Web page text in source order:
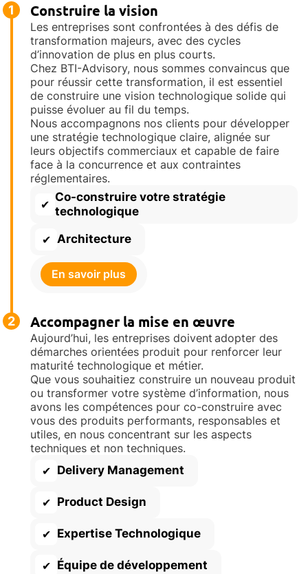
1 Construire la vision
Les entreprises sont confrontées à des défis de
transformation majeurs, avec des cycles
d’innovation de plus en plus courts.
Chez BTI-Advisory, nous sommes convaincus que
pour réussir cette transformation, il est essentiel
de construire une vision technologique solide qui
puisse évoluer au fil du temps.
Nous accompagnons nos clients pour développer
une stratégie technologique claire, alignée sur
leurs objectifs commerciaux et capable de faire
face à la concurrence et aux contraintes
réglementaires.
✔
Co-construire votre stratégie
technologique
✔ Architecture
En savoir plus
2 Accompagner la mise en œuvre
Aujourd’hui, les entreprises doivent adopter des
démarches orientées produit pour renforcer leur
maturité technologique et métier.
Que vous souhaitiez construire un nouveau produit
ou transformer votre système d’information, nous
avons les compétences pour co-construire avec
vous des produits performants, responsables et
utiles, en nous concentrant sur les aspects
techniques et non techniques.
✔ Delivery Management
✔ Product Design
✔ Expertise Technologique
✔ Équipe de développement